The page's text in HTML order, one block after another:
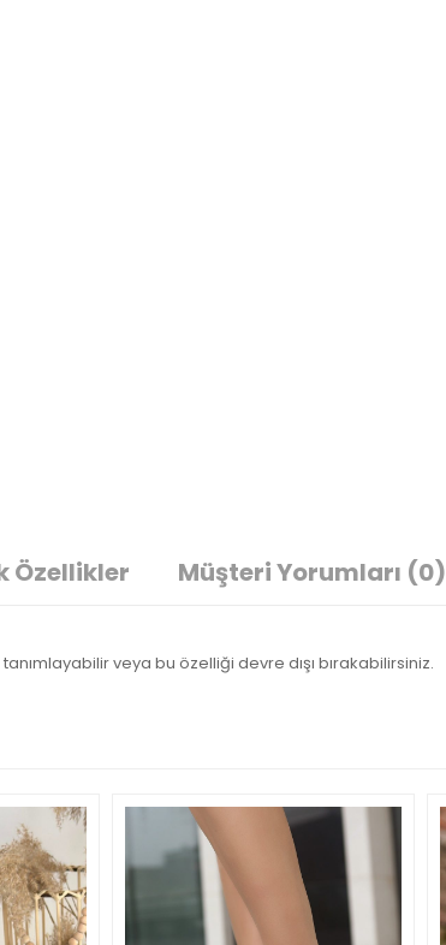
Özellikler Müşteri Yorumları (0)
veya bu özelliği devre dışı bırakabilirsiniz.